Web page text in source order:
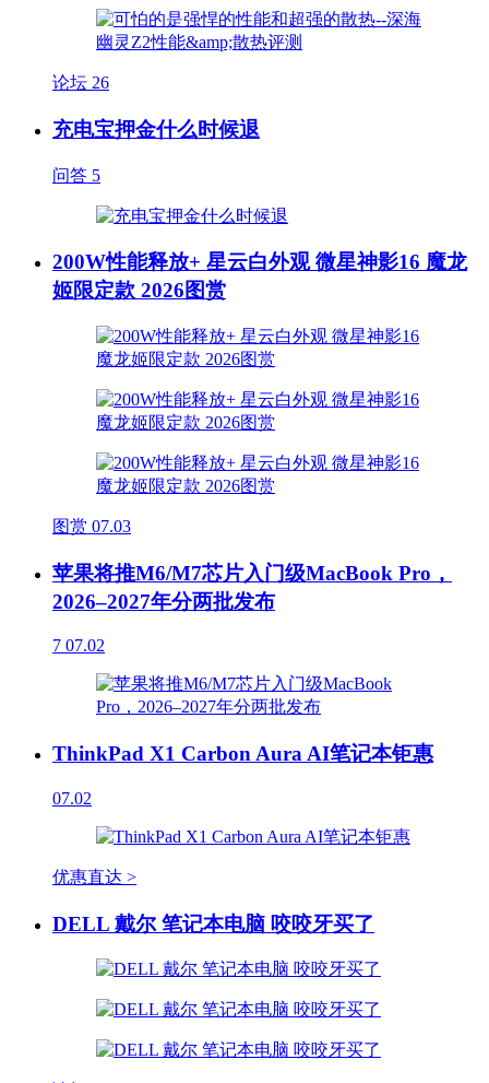
论坛 26
充电宝押金什么时候退
问答 5
200W性能释放+ 星云白外观 微星神影16 魔龙
姬限定款 2026图赏
图赏 07.03
苹果将推M6/M7芯片入门级MacBook Pro，
2026–2027年分两批发布
7 07.02
ThinkPad X1 Carbon Aura AI笔记本钜惠
07.02
优惠直达 >
DELL 戴尔 笔记本电脑 咬咬牙买了